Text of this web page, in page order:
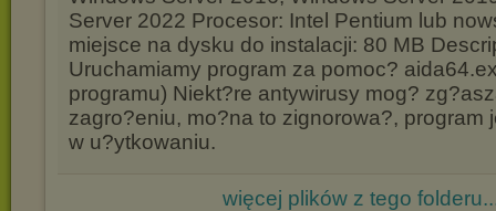
Server 2022 Procesor: Intel Pentium lub
miejsce na dysku do instalacji: 80 MB
Uruchamiamy program za pomoc?
programu) Niekt?re antywirusy mog?
zagro?eniu, mo?na to zignorowa?, program
w u?ytkowaniu.
więcej plików z tego